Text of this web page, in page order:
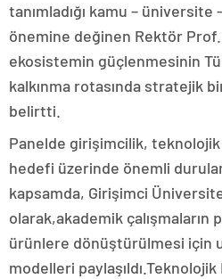
tanımladığı kamu –
önemine değinen Rektör
ekosistemin güçlenmesinin
kalkınma rotasında stratejik
belirtti.
Panelde girişimcilik,
hedefi üzerinde önemli
kapsamda, Girişimci
olarak,akademik
ürünlere dönüştürülmesi için
modelleri